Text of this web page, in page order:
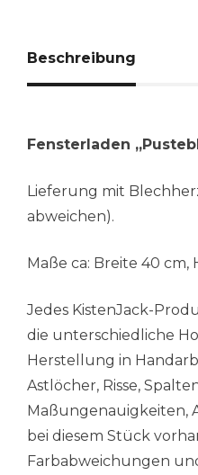
Beschreibung
Fensterladen
Lieferung mit
abweichen).
Maße ca: Breite 40 cm,
Jedes KistenJack-
die unterschiedliche
Herstellung in
Astlöcher, Risse,
Maßungenauigkeiten,
bei diesem Stück
Farbabweichungen